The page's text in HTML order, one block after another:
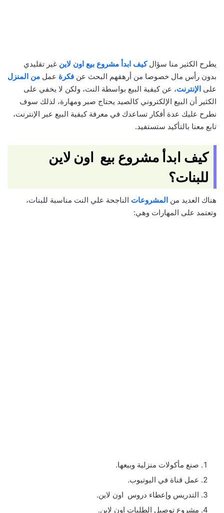
يطرح الكثير منا سؤالكيف ابدأ مشروع بيع اون لاين غير تقليدي
بدون رأس مال خصوصا من أرهقهم البحث عن فكرة عمل من المنزل
على الإنترنت، عن كيفية البيع بواسطة النت، ولكن لا يخفي على
الكثير أن البيع الإلكتروني كالصيد يحتاج صبر ومهارة، لذلك سوف
نطرح عليك عدة أفكار تساعدك في معرفة كيفية البيع عبر الإنترنت،
تابع معنا بالتأكيد ستستفيد.
كيف ابدأ مشروع بيع اون لاين
للبنات؟
هناك العديد من المشروعات الناجحة علي النت مناسبة للبنات،
وتعتمد على المهارات وهي:
صنع مأكولات منزلية وبيعها.
عمل قناة في اليوتيوب.
التدريس وإعطاء دروس اون لاين.
مشروع توصيل الطلبات اون لاين.